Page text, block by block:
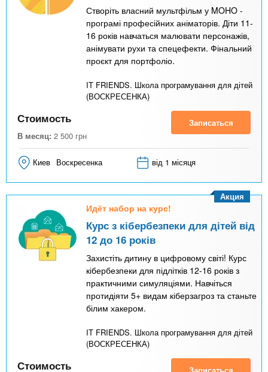
Створіть власний мультфільм у MOHO -
програмі професійних аніматорів. Діти 11-
16 років навчаться малювати персонажів,
анімувати рухи та спецефекти. Фінальний
проєкт для портфоліо.
IT FRIENDS. Школа програмування для дітей
(ВОСКРЕСЕНКА)
Стоимость
В месяц: 2 500 грн
Записаться
Киев Воскресенка від 1 місяця
Идёт набор на курс!
Курс з кібербезпеки для дітей від
12 до 16 років
Захистіть дитину в цифровому світі! Курс
кібербезпеки для підлітків 12-16 років з
практичними симуляціями. Навчіться
протидіяти 5+ видам кіберзагроз та станьте
білим хакером.
IT FRIENDS. Школа програмування для дітей
(ВОСКРЕСЕНКА)
Акция
Стоимость Записаться